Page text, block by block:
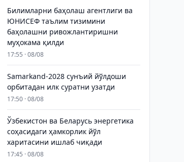
Билимларни баҳолаш агентлиги ва
ЮНИСЕФ таълим тизимини
баҳолашни ривожлантиришни
муҳокама қилди
17:55 · 08/08
Samarkand-2028 сунъий йўлдоши
орбитадан илк суратни узатди
17:50 · 08/08
Ўзбекистон ва Беларусь энергетика
соҳасидаги ҳамкорлик йўл
харитасини ишлаб чиқади
17:45 · 08/08